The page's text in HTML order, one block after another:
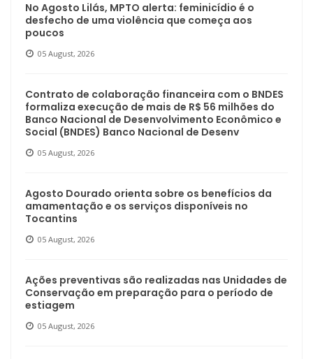
No Agosto Lilás, MPTO alerta: feminicídio é o
desfecho de uma violência que começa aos
poucos
05 August, 2026
Contrato de colaboração financeira com o BNDES
formaliza execução de mais de R$ 56 milhões do
Banco Nacional de Desenvolvimento Econômico e
Social (BNDES) Banco Nacional de Desenv
05 August, 2026
Agosto Dourado orienta sobre os benefícios da
amamentação e os serviços disponíveis no
Tocantins
05 August, 2026
Ações preventivas são realizadas nas Unidades de
Conservação em preparação para o período de
estiagem
05 August, 2026